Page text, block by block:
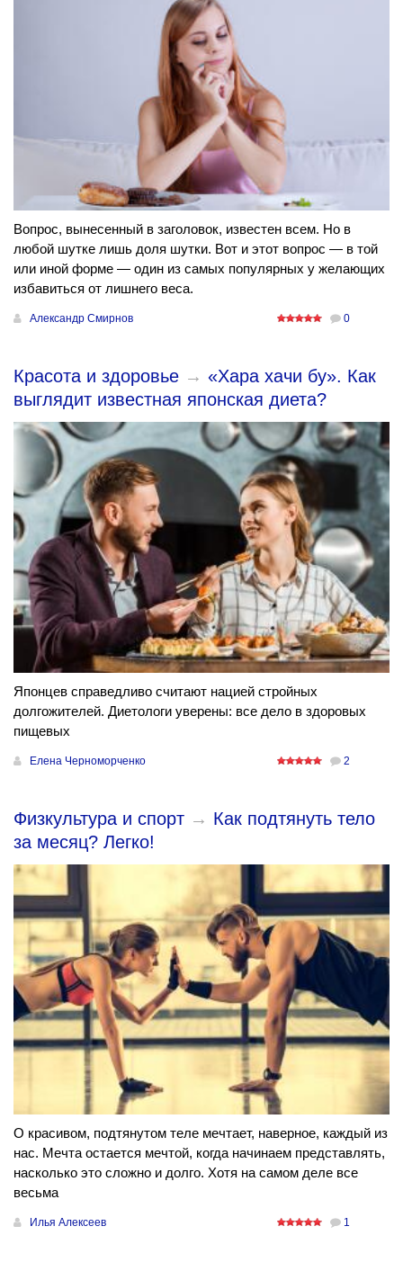
Вопрос, вынесенный в заголовок, известен всем. Но в
любой шутке лишь доля шутки. Вот и этот вопрос — в той
или иной форме — один из самых популярных у желающих
избавиться от лишнего веса.
Александр Смирнов 0
Красота и здоровье → «Хара хачи бу». Как
выглядит известная японская диета?
Японцев справедливо считают нацией стройных
долгожителей. Диетологи уверены: все дело в здоровых
пищевых
Елена Черноморченко 2
Физкультура и спорт → Как подтянуть тело
за месяц? Легко!
О красивом, подтянутом теле мечтает, наверное, каждый из
нас. Мечта остается мечтой, когда начинаем представлять,
насколько это сложно и долго. Хотя на самом деле все
весьма
Илья Алексеев 1